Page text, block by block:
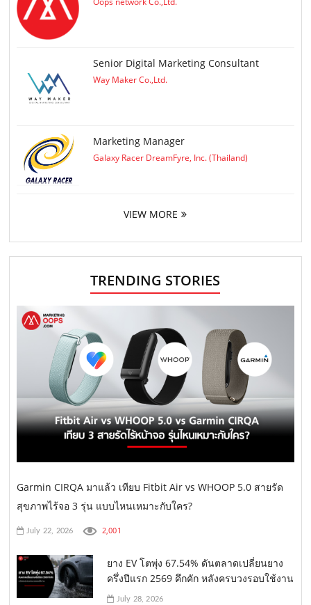
Senior Digital Marketing Consultant
Way Maker Co.,Ltd.
Marketing Manager
Galaxy Racer DreamFyre, Inc. (Thailand)
VIEW MORE
TRENDING STORIES
Garmin CIRQA มาแล้ว เทียบ Fitbit Air vs WHOOP 5.0 สายรัด
สุขภาพไร้จอ 3 รุ่น แบบไหนเหมาะกับใคร?
July 22, 2026 2,001
ยาง EV โตพุ่ง 67.54% ดันตลาดเปลี่ยนยาง
ครึ่งปีแรก 2569 คึกคัก หลังครบวงรอบใช้งาน
July 28, 2026